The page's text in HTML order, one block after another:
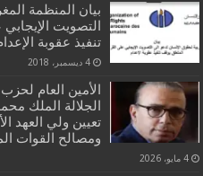
بيان المنظمة
التصويت
تنفيذ عقوبة
4 ديسمبر، 2018
الأمين العام
الجلالة الملك
تعيين ولي العهد
ومصالح القوات
4 مايو، 2026